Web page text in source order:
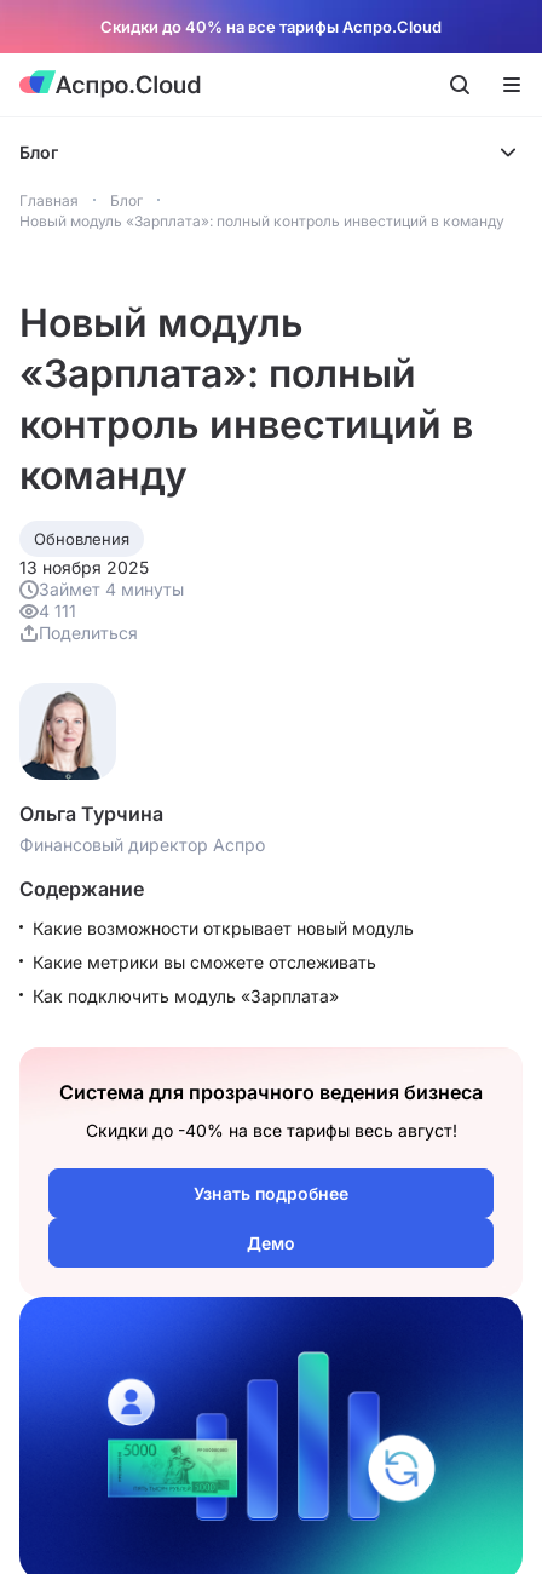
Скидки до 40% на все тарифы Аспро.Cloud
Блог
Главная
Блог
Новый модуль «Зарплата»: полный контроль инвестиций в команду
Новый модуль
«Зарплата»: полный
контроль инвестиций в
команду
Обновления
13 ноября 2025
Займет 4 минуты
4 111
Поделиться
Ольга Турчина
Финансовый директор Аспро
Содержание
Какие возможности открывает новый модуль
Какие метрики вы сможете отслеживать
Как подключить модуль «Зарплата»
Система для прозрачного ведения бизнеса
Скидки до -40% на все тарифы весь август!
Узнать подробнее
Демо